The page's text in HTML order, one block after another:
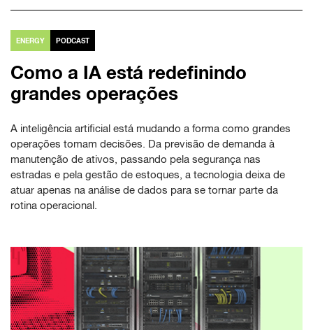
ENERGY PODCAST
Como a IA está redefinindo
grandes operações
A inteligência artificial está mudando a forma como grandes
operações tomam decisões. Da previsão de demanda à
manutenção de ativos, passando pela segurança nas
estradas e pela gestão de estoques, a tecnologia deixa de
atuar apenas na análise de dados para se tornar parte da
rotina operacional.